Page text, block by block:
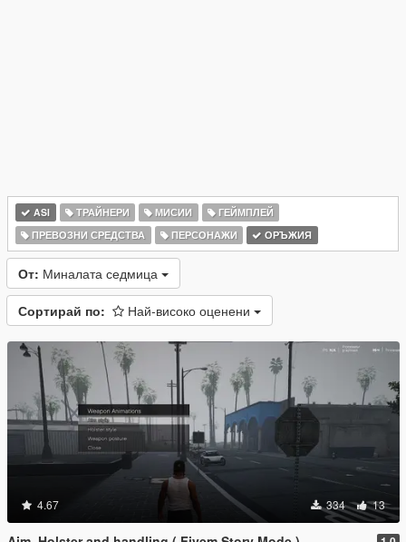
ASI ТРАЙНЕРИ МИСИИ
ГЕЙМПЛЕЙ
ПРЕВОЗНИ СРЕДСТВА
ПЕРСОНАЖИ ОРЪЖИЯ
От: Миналата седмица
Сортирай по: Най-високо оценени
4.67 334 13